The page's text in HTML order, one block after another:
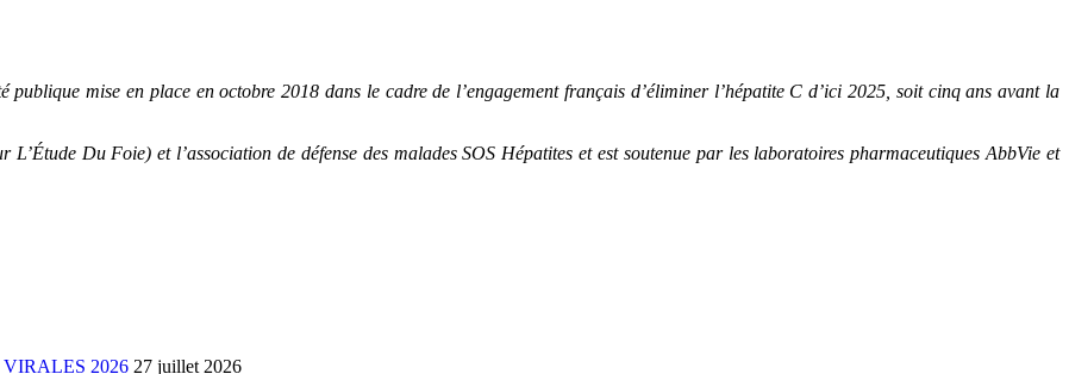
mise en place en octobre 2018 dans le cadre de l’engagement français d’éliminer l’hépatite C d’ici 2025, soit cinq ans avant la
Du Foie) et l’association de défense des malades SOS Hépatites et est soutenue par les laboratoires pharmaceutiques AbbVie et
2026 27 juillet 2026